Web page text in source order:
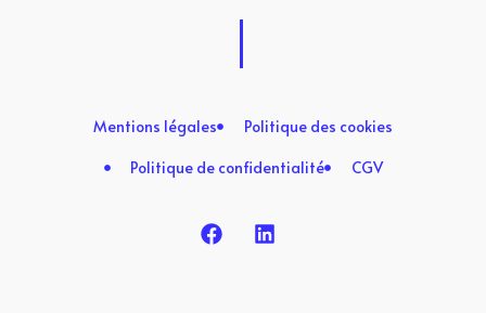
Mentions légales
Politique des cookies
Politique de confidentialité
CGV